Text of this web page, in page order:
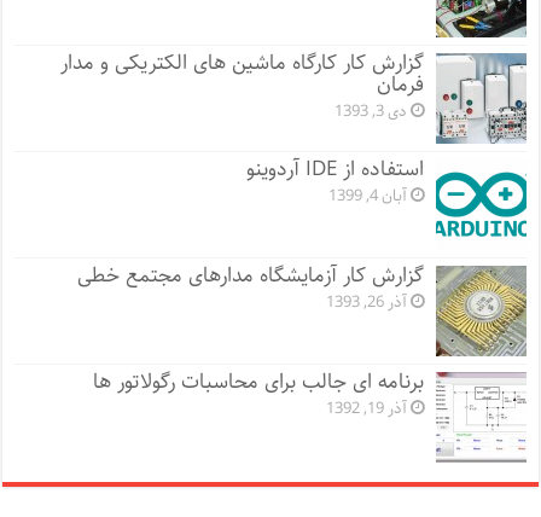
گزارش کار کارگاه ماشین های الکتریکی و مدار
فرمان
دی 3, 1393
استفاده از IDE آردوینو
آبان 4, 1399
گزارش کار آزمایشگاه مدارهای مجتمع خطی
آذر 26, 1393
برنامه ای جالب برای محاسبات رگولاتور ها
آذر 19, 1392